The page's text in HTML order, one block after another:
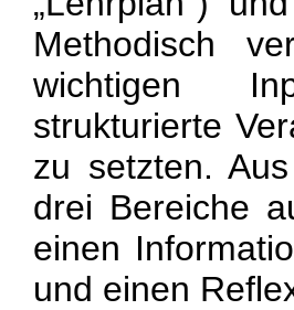
Methodisch
wichtigen
strukturierte
zu setzten.
drei Bereiche
einen
und einen